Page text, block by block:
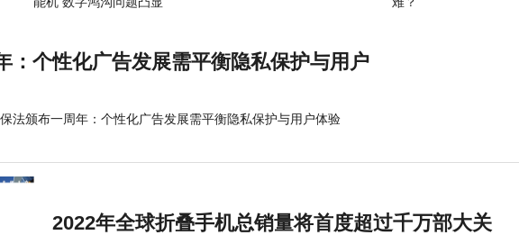
：个性化广告发展需平衡隐私保护与用户
法颁布一周年：个性化广告发展需平衡隐私保护与用户体验
2022年全球折叠手机总销量将首度超过千万部大关